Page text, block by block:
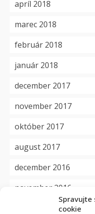
Spravujte
cookie
apríl 2018
marec 2018
február 2018
január 2018
december 2017
november 2017
október 2017
august 2017
december 2016
november 2016